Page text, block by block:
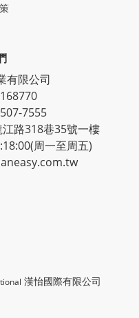
有限公司
7555
路318巷35號一樓
周一至周五)
漢怡國際有限公司